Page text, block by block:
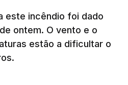
este incêndio foi dado
ontem. O vento e o
estão a dificultar o